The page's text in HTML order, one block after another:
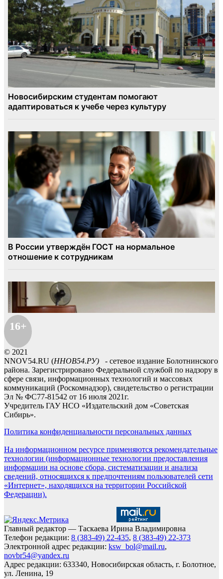
16+
© 2021
NNOV54.RU (ННОВ54.РУ) - сетевое издание Болотнинского
района. Зарегистрировано Федеральной службой по надзору в
сфере связи, информационных технологий и массовых
коммуникаций (Роскомнадзор), свидетельство о регистрации
Эл № ФС77-81542 от 16 июля 2021г.
Учредитель ГАУ НСО «Издательский дом «Советская
Сибирь».
Политика конфиденциальности персональных данных
На информационном ресурсе применяются рекомендательные
технологии (информационные технологии предоставления
информации на основе сбора, систематизации и анализа
сведений, относящихся к предпочтениям пользователей сети
«Интернет», находящихся на территории Российской
Федерации).
Главный редактор — Таскаева Ирина Владимировна
Телефон редакции: 8 (383-49) 22-435, 8 (383-49) 22-373
Электронной адрес редакции: ksw_bol@mail.ru,
novbr54@yandex.ru
Адрес редакции: 633340, Новосибирская область, г. Болотное,
ул. Ленина, 19